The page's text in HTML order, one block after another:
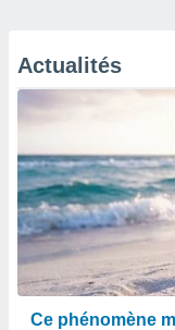
Actualités
Ce phénomène